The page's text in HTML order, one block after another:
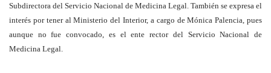
Subdirectora del Servicio Nacional de Medicina Legal. También se expresa el
interés por tener al Ministerio del Interior, a cargo de Mónica Palencia, pues
aunque no fue convocado, es el ente rector del Servicio Nacional de
Medicina Legal.